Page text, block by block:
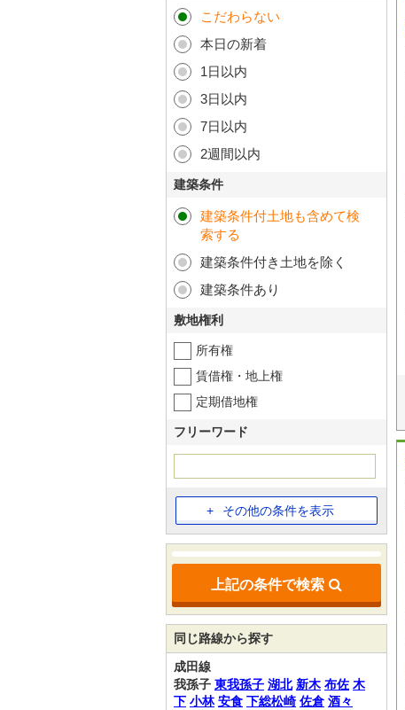
こだわらない
本日の新着
1日以内
3日以内
7日以内
2週間以内
建築条件
建築条件付土地も含めて検
索する
建築条件付き土地を除く
建築条件あり
敷地権利
所有権
賃借権・地上権
定期借地権
フリーワード
その他の条件を表示
上記の条件で検索
同じ路線から探す
成田線
我孫子 東我孫子 湖北 新木 布佐 木
下 小林 安食 下総松崎 佐倉 酒々